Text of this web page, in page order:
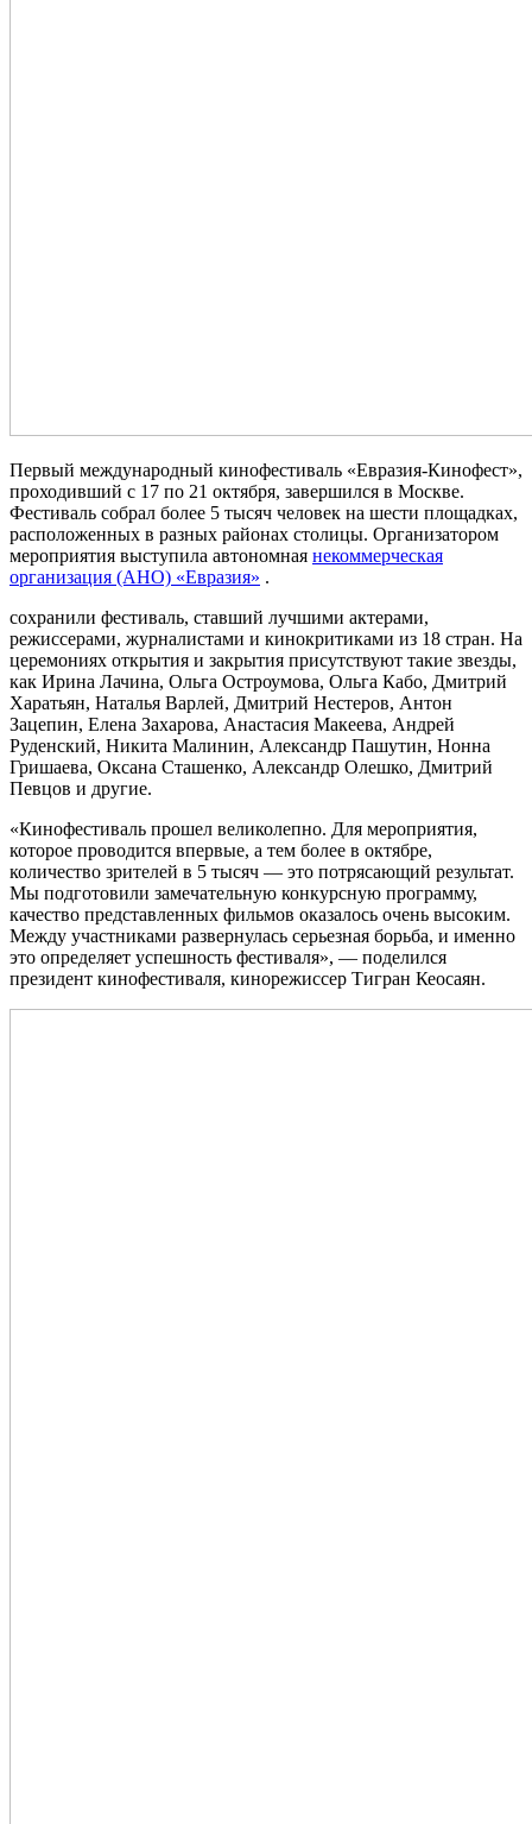
Первый международный кинофестиваль «Евразия-Кинофест»,
проходивший с 17 по 21 октября, завершился в Москве.
Фестиваль собрал более 5 тысяч человек на шести площадках,
расположенных в разных районах столицы. Организатором
мероприятия выступила автономная некоммерческая
организация (АНО) «Евразия» .
сохранили фестиваль, ставший лучшими актерами,
режиссерами, журналистами и кинокритиками из 18 стран. На
церемониях открытия и закрытия присутствуют такие звезды,
как Ирина Лачина, Ольга Остроумова, Ольга Кабо, Дмитрий
Харатьян, Наталья Варлей, Дмитрий Нестеров, Антон
Зацепин, Елена Захарова, Анастасия Макеева, Андрей
Руденский, Никита Малинин, Александр Пашутин, Нонна
Гришаева, Оксана Сташенко, Александр Олешко, Дмитрий
Певцов и другие.
«Кинофестиваль прошел великолепно. Для мероприятия,
которое проводится впервые, а тем более в октябре,
количество зрителей в 5 тысяч — это потрясающий результат.
Мы подготовили замечательную конкурсную программу,
качество представленных фильмов оказалось очень высоким.
Между участниками развернулась серьезная борьба, и именно
это определяет успешность фестиваля», — поделился
президент кинофестиваля, кинорежиссер Тигран Кеосаян.